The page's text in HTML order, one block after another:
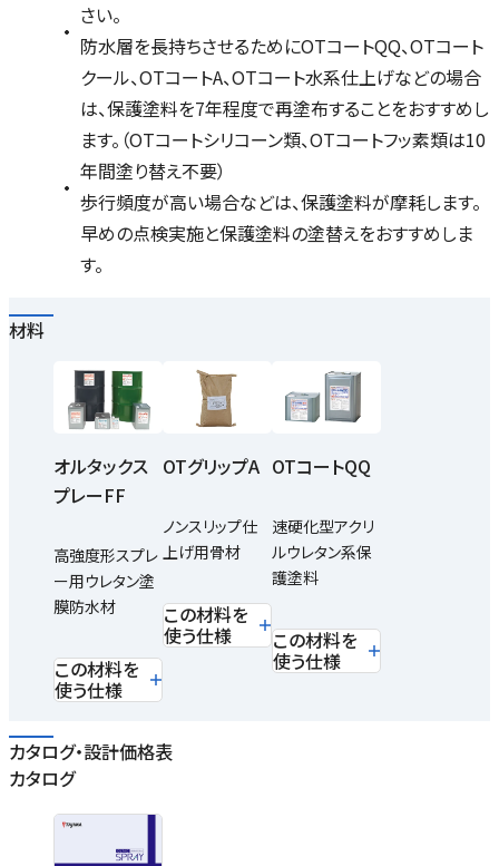
さい。
防水層を長持ちさせるためにOTコートQQ、OTコート
クール、OTコートA、OTコート水系仕上げなどの場合
は、保護塗料を7年程度で再塗布することをおすすめし
ます。（OTコートシリコーン類、OTコートフッ素類は10
年間塗り替え不要）
歩行頻度が高い場合などは、保護塗料が摩耗します。
早めの点検実施と保護塗料の塗替えをおすすめしま
す。
材料
オルタックス
プレーFF
高強度形スプレ
ー用ウレタン塗
膜防水材
この材料を
使う仕様
OTグリップA
ノンスリップ仕
上げ用骨材
この材料を
使う仕様
OTコートQQ
速硬化型アクリ
ルウレタン系保
護塗料
この材料を
使う仕様
カタログ・設計価格表
カタログ